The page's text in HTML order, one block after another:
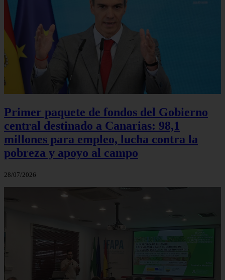
Primer paquete de fondos del Gobierno
central destinado a Canarias: 98,1
millones para empleo, lucha contra la
pobreza y apoyo al campo
28/07/2026